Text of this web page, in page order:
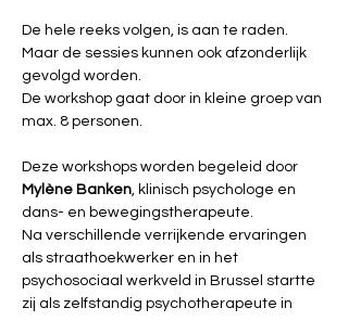
De hele reeks volgen, is aan te raden.
Maar de sessies kunnen ook afzonderlijk
gevolgd worden.
De workshop gaat door in kleine groep van
max. 8 personen.
Deze workshops worden begeleid door
Mylène Banken, klinisch psychologe en
dans- en bewegingstherapeute.
Na verschillende verrijkende ervaringen
als straathoekwerker en in het
psychosociaal werkveld in Brussel startte
zij als zelfstandig psychotherapeute in